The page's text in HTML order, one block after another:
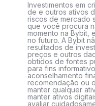
Investimentos em
de e outros ativos
riscos de mercado
que você procura
momento na Bybit,
no futuro. A Bybit
resultados de
preços e outros
obtidos de fontes
para fins
aconselhamento
recomendação ou
manter qualquer
manter ativos
avaliar